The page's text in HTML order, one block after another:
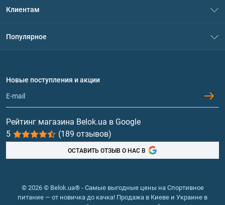
Политика конфиденциальности
Обмен и возврат
Клиентам
Популярное
Протеин
Гейнеры
Витамины и минералы
Рыбий жир, жирные кислоты
Новые поступления и акции
Рейтинг магазина Belok.ua в Google
5
(189 отзывов)
ОСТАВИТЬ ОТЗЫВ О НАС В
© 2026 © Belok.ua® - Самые выгодные цены на Спортивное
питание — от новичка до качка! Продажа в Киеве и Украине в